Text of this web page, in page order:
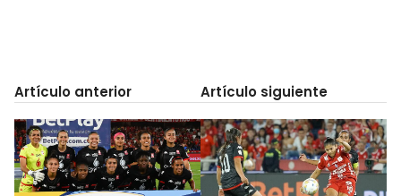
Artículo anterior Artículo siguiente